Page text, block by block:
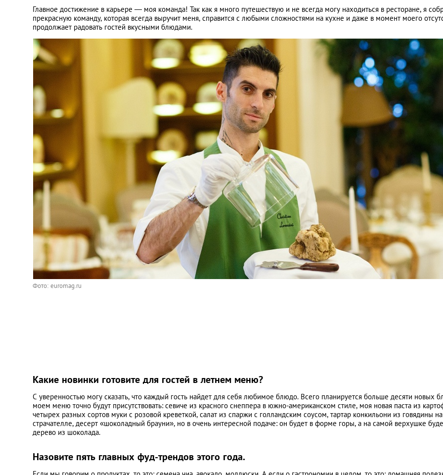
Главное достижение в карьере ― моя команда! Так как я много путешествую и не всегда могу находиться в ресторане, я
прекрасную команду, которая всегда выручит меня, справится с любыми сложностями на кухне и даже в момент моего
продолжает радовать гостей вкусными блюдами.
Фото: euromag.ru
Какие новинки готовите для гостей в летнем меню?
С уверенностью могу сказать, что каждый гость найдет для себя любимое блюдо. Всего планируется больше десяти новых
моем меню точно будут присутствовать: севиче из красного снеппера в южно-американском стиле, моя новая паста из
четырех разных сортов муки с розовой креветкой, салат из спаржи с голландским соусом, тартар конкильони из говядины на
страчателле, десерт «шоколадный брауни», но в очень интересной подаче: он будет в форме горы, а на самой верхушке
дерево из шоколада.
Назовите пять главных фуд-трендов этого года.